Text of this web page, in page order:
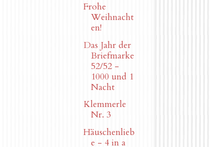
Frohe
Weihnacht
en!
Das Jahr der
Briefmarke
52/52 -
1000 und 1
Nacht
Klemmerle
Nr. 3
Häuschenlieb
e - 4 in a